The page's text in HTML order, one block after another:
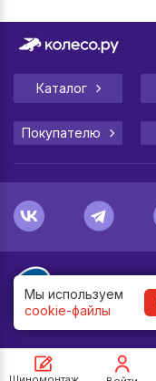
Мы используем
cookie-файлы
Каталог
Покупателю